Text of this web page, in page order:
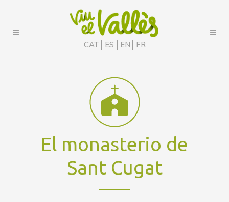
CAT ES EN FR
El monasterio de
Sant Cugat